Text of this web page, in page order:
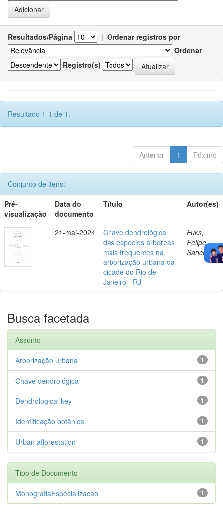
Resultados/Página | Ordenar registros por
Ordenar
Registro(s)
Resultado 1-1 de 1.
Anterior 1 Póximo
Conjunto de itens:
Pré-
visualização
Data do
documento
Título Autor(es)
21-mai-2024
Chave dendrológica
das espécies arbóreas
mais frequentes na
arborização urbana da
cidade do Rio de
Janeiro - RJ
Fuks,
Felipe
Sanceau
Busca facetada
Assunto
1
Arborização urbana
1
Chave dendrológica
1
Dendrological key
1
Identificação botânica
1
Urban afforestation
Tipo de Documento
1
MonografiaEspecializacao